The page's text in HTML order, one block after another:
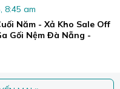
8:45 am
Năm - Xả Kho Sale Off
Gối Nệm Đà Nẵng -